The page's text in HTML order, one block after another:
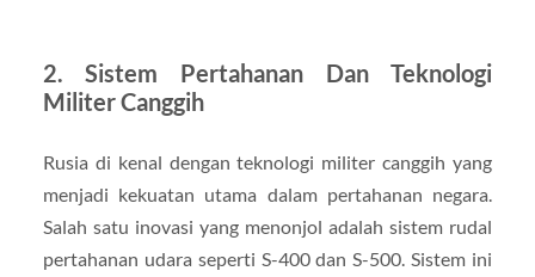
2. Sistem Pertahanan Dan Teknologi
Militer Canggih
Rusia di kenal dengan teknologi militer canggih yang
menjadi kekuatan utama dalam pertahanan negara.
Salah satu inovasi yang menonjol adalah sistem rudal
pertahanan udara seperti S-400 dan S-500. Sistem ini